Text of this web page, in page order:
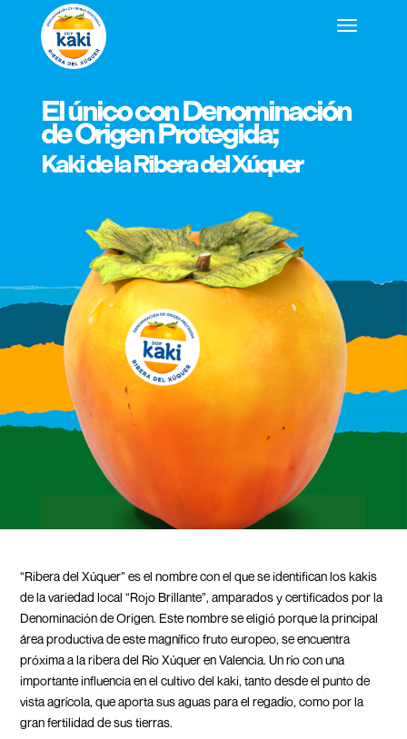
El único con Denominación
de Origen Protegida;
Kaki de la Ribera del Xúquer
“Ribera del Xúquer” es el nombre con el que se identifican los kakis
de la variedad local “Rojo Brillante”, amparados y certificados por la
Denominación de Origen. Este nombre se eligió porque la principal
área productiva de este magnífico fruto europeo, se encuentra
próxima a la ribera del Río Xúquer en Valencia. Un río con una
importante influencia en el cultivo del kaki, tanto desde el punto de
vista agrícola, que aporta sus aguas para el regadío, como por la
gran fertilidad de sus tierras.